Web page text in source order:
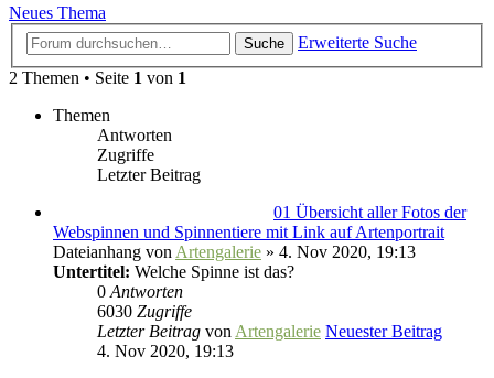
Neues Thema
Suche
Erweiterte Suche
2 Themen • Seite 1 von 1
Themen
Antworten
Zugriffe
Letzter Beitrag
01 Übersicht aller Fotos der
Webspinnen und Spinnentiere mit Link auf Artenportrait
Dateianhang von Artengalerie » 4. Nov 2020, 19:13
Untertitel: Welche Spinne ist das?
0 Antworten
6030 Zugriffe
Letzter Beitrag von Artengalerie Neuester Beitrag
4. Nov 2020, 19:13